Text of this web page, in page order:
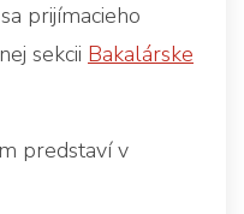
prijímacieho
sekcii Bakalárske
predstaví v